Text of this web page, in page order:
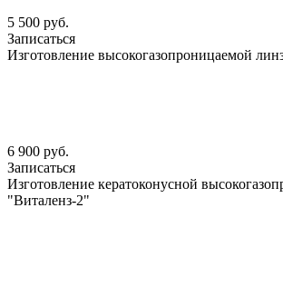
5 500 руб.
Записаться
Изготовление высокогазопроницаемой
6 900 руб.
Записаться
Изготовление кератоконусной
"Виталенз-2"